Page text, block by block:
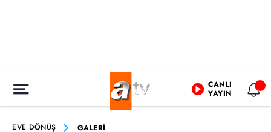
CANLI
YAYIN
EVE DÖNÜŞ GALERİ